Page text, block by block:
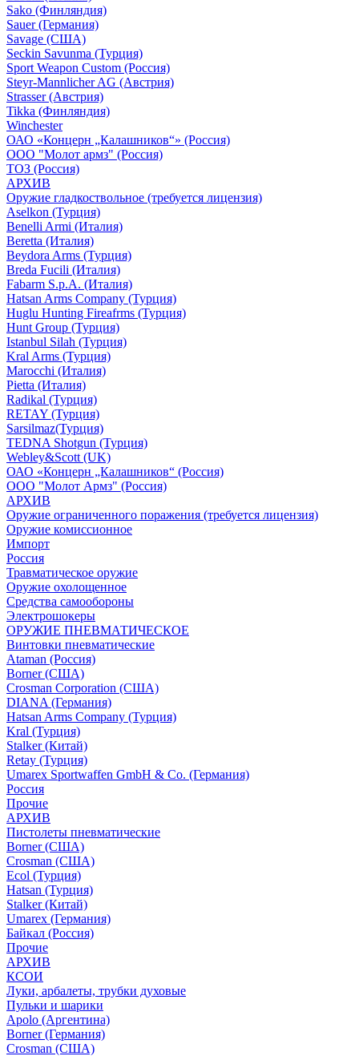
Sako (Финляндия)
Sauer (Германия)
Savage (США)
Seckin Savunma (Турция)
Sport Weapon Custom (Россия)
Steyr-Mannlicher AG (Австрия)
Strasser (Австрия)
Tikka (Финляндия)
Winchester
ОАО «Концерн „Калашников“» (Россия)
ООО "Молот армз" (Россия)
ТОЗ (Россия)
АРХИВ
Оружие гладкоствольное (требуется лицензия)
Aselkon (Турция)
Benelli Armi (Италия)
Beretta (Италия)
Beydora Arms (Турция)
Breda Fucili (Италия)
Fabarm S.p.A. (Италия)
Hatsan Arms Company (Турция)
Huglu Hunting Fireafrms (Турция)
Hunt Group (Турция)
Istanbul Silah (Турция)
Kral Arms (Турция)
Marocchi (Италия)
Pietta (Италия)
Radikal (Турция)
RETAY (Турция)
Sarsilmaz(Турция)
TEDNA Shotgun (Турция)
Webley&Scott (UK)
ОАО «Концерн „Калашников“ (Россия)
ООО "Молот Армз" (Россия)
АРХИВ
Оружие ограниченного поражения (требуется лицензия)
Оружие комиссионное
Импорт
Россия
Травматическое оружие
Оружие охолощенное
Средства самообороны
Электрошокеры
ОРУЖИЕ ПНЕВМАТИЧЕСКОЕ
Винтовки пневматические
Ataman (Россия)
Borner (США)
Crosman Corporation (США)
DIANA (Германия)
Hatsan Arms Company (Турция)
Kral (Турция)
Stalker (Китай)
Retay (Турция)
Umarex Sportwaffen GmbH & Co. (Германия)
Россия
Прочие
АРХИВ
Пистолеты пневматические
Borner (США)
Crosman (США)
Ecol (Турция)
Hatsan (Турция)
Stalker (Китай)
Umarex (Германия)
Байкал (Россия)
Прочие
АРХИВ
КСОИ
Луки, арбалеты, трубки духовые
Пульки и шарики
Apolo (Аргентина)
Borner (Германия)
Crosman (США)